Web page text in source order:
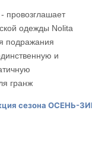
провозглашает
одежды Nolita
подражания
и
гранж